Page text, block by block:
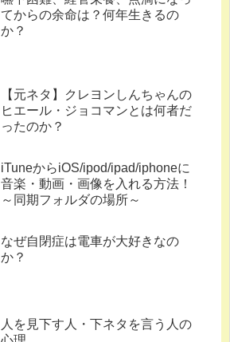
てからの余命は？何年生きるの
か？
【元ネタ】クレヨンしんちゃんの
ヒエール・ジョコマンとは何者だ
ったのか？
iTuneからiOS/ipod/ipad/iphoneに
音楽・動画・画像を入れる方法！
～同期フォルダの場所～
なぜ自閉症は電車が大好きなの
か？
人を見下す人・下ネタを言う人の